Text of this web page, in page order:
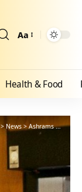
Aa
Health & Food
> News > Ashrams> Bad